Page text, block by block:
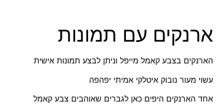
ארנקים עם תמונות
הארנקים בצבע קאמל מייפל וניתן לבצע תמונות אישית
עשוי מעור נובוק איטלקי אמיתי יפהפה
אחד הארנקים היפים כאן לגברים שאוהבים צבע קאמל